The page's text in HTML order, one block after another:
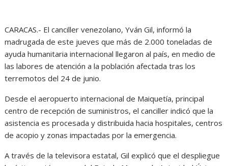
CARACAS.- El canciller venezolano, Yván Gil, informó la
madrugada de este jueves que más de 2.000 toneladas de
ayuda humanitaria internacional llegaron al país, en medio de
las labores de atención a la población afectada tras los
terremotos del 24 de junio.
Desde el aeropuerto internacional de Maiquetía, principal
centro de recepción de suministros, el canciller indicó que la
asistencia es procesada y distribuida hacia hospitales, centros
de acopio y zonas impactadas por la emergencia.
A través de la televisora estatal, Gil explicó que el despliegue